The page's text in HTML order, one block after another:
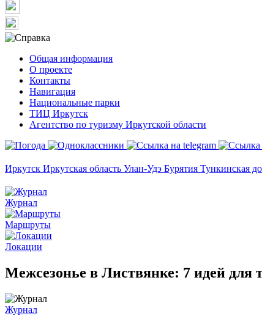
Общая информация
О проекте
Контакты
Навигация
Национальные парки
ТИЦ Иркутск
Агентство по туризму Иркутской области
Иркутск Иркутская область Улан-Удэ Бурятия Тункинская
Журнал
Маршруты
Локации
Межсезонье в Листвянке: 7 идей для
Журнал